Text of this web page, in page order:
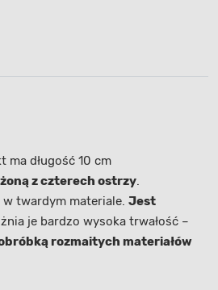
długość 10 cm
z czterech ostrzy.
twardym materiale. Jest
je bardzo wysoka trwałość –
rozmaitych materiałów